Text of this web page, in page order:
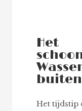
Het
Het tijdstip